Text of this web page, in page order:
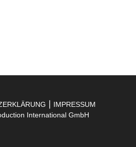
IMPRESSUM
International GmbH